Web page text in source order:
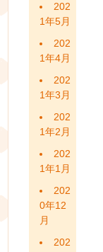
202
1年5月
202
1年4月
202
1年3月
202
1年2月
202
1年1月
202
0年12
月
202